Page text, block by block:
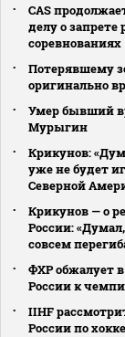
CAS
делу о
соревнованиях
Потерявшему
оригинально
Умер бывший
Мурыгин
Крикунов:
уже не будет
Северной
Крикунов — о
России:
совсем
ФХР обжалует
России к
IIHF
России по